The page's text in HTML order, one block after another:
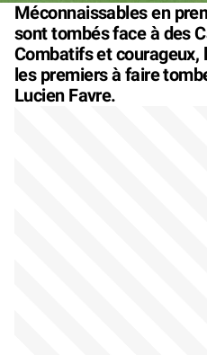
Méconnaissables en
sont tombés face à des
Combatifs et courageux,
les premiers à faire
Lucien Favre.